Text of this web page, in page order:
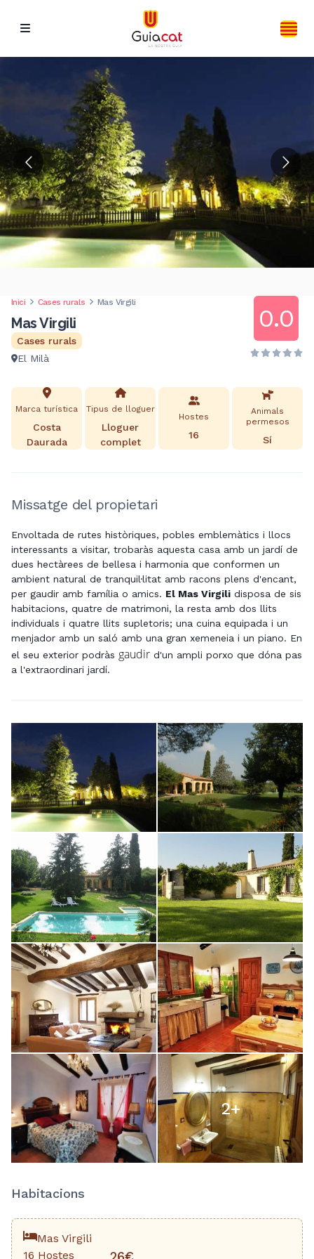
Inici Cases rurals Mas Virgili
Mas Virgili
Cases rurals
El Milà
0.0
Marca turística
Costa
Daurada
Tipus de lloguer
Lloguer
complet
Hostes
16
Animals
permesos
Sí
Missatge del propietari
Envoltada de rutes històriques, pobles emblemàtics i llocs
interessants a visitar, trobaràs aquesta casa amb un jardí de
dues hectàrees de bellesa i harmonia que conformen un
ambient natural de tranquil·litat amb racons plens d'encant,
per gaudir amb família o amics. El Mas Virgili disposa de sis
habitacions, quatre de matrimoni, la resta amb dos llits
individuals i quatre llits supletoris; una cuina equipada i un
menjador amb un saló amb una gran xemeneia i un piano. En
el seu exterior podràs gaudir d'un ampli porxo que dóna pas
a l'extraordinari jardí.
2+
Habitacions
Mas Virgili
16 Hostes